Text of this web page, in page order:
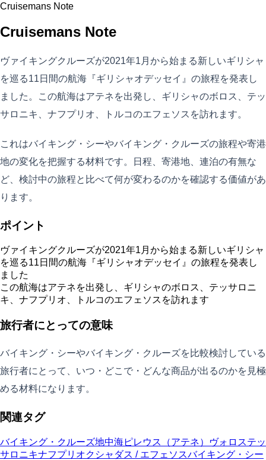
Cruisemans Note
Cruisemans Note
ヴァイキングクルーズが2021年1月から始まる新しいギリシャ
を巡る11日間の航海『ギリシャオデッセイ』の旅程を発表し
ました。この航海はアテネを出発し、ギリシャのボロス、テッ
サロニキ、ナフプリオ、トルコのエフェソスを訪れます。
これはバイキング・シーやバイキング・クルーズの旅程や寄港
地の変化を把握する材料です。日程、寄港地、連泊の有無な
ど、検討中の旅程と比べて何が変わるのかを確認する価値があ
ります。
ポイント
ヴァイキングクルーズが2021年1月から始まる新しいギリシャ
を巡る11日間の航海『ギリシャオデッセイ』の旅程を発表し
ました
この航海はアテネを出発し、ギリシャのボロス、テッサロニ
キ、ナフプリオ、トルコのエフェソスを訪れます
旅行者にとっての意味
バイキング・シーやバイキング・クルーズを比較検討している
旅行者にとって、いつ・どこで・どんな商品が出るのかを見極
める材料になります。
関連タグ
バイキング・クルーズ地中海ピレウス（アテネ） ヴォロステッ
サロニキナフプリオクシャダス / エフェソスバイキング・シー